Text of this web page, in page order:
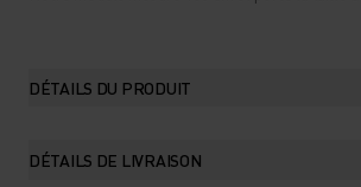
DÉTAILS DU PRODUIT
DÉTAILS DE LIVRAISON